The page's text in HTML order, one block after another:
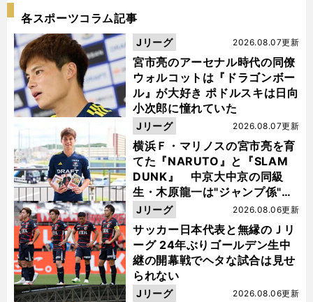
各スポーツコラム記事
宮市亮のアーセナル時代の同僚
ウォルコットは『ドラゴンボー
ル』が大好き ポドルスキは日向
小次郎に憧れていた
2026.08.07更新
Jリーグ
横浜Ｆ・マリノスの宮市亮を育
てた『NARUTO』と『SLAM
DUNK』 中京大中京の同級
生・木原龍一は"ジャンプ係"だ
った
2026.08.07更新
Jリーグ
サッカー日本代表と無縁のＪリ
ーグ 24年ぶりゴールデン生中
継の開幕戦でヘタな試合は見せ
られない
2026.08.06更新
Jリーグ
2026.08.06更新
Jリーグ